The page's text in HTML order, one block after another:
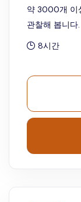
약 3000개 이
관찰해 봅니다.
8시간